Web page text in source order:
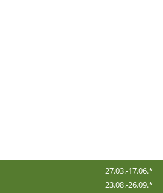
27.03.-17.06.*
23.08.-26.09.*